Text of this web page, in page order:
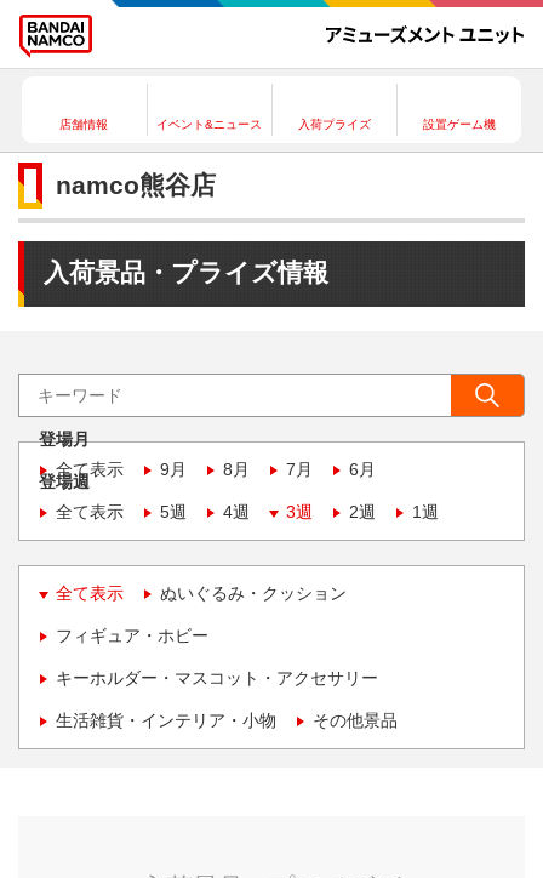
店舗情報 イベント&ニュース 入荷プライズ 設置ゲーム機
namco熊谷店
入荷景品・プライズ情報
登場月
全て表示
9月 8月 7月 6月
登場週
全て表示
5週 4週 3週 2週 1週
全て表示 ぬいぐるみ・クッション
フィギュア・ホビー
キーホルダー・マスコット・アクセサリー
生活雑貨・インテリア・小物 その他景品